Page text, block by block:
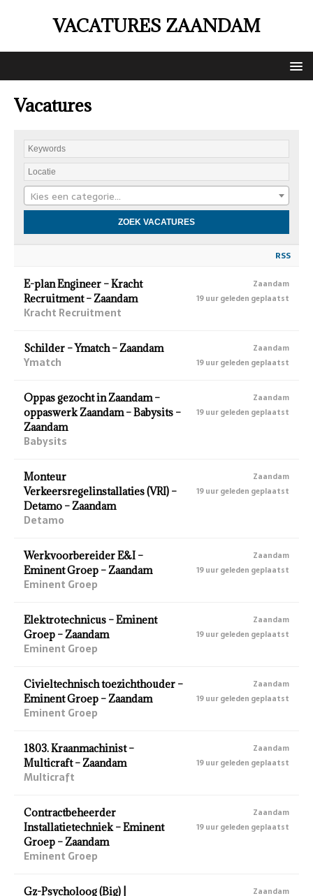
VACATURES ZAANDAM
Vacatures
Kies een categorie…
RSS
E-plan Engineer – Kracht
Recruitment – Zaandam
Kracht Recruitment
Zaandam
19 uur geleden geplaatst
Schilder – Ymatch – Zaandam
Ymatch
Zaandam
19 uur geleden geplaatst
Oppas gezocht in Zaandam –
oppaswerk Zaandam – Babysits –
Zaandam
Babysits
Zaandam
19 uur geleden geplaatst
Monteur
Verkeersregelinstallaties (VRI) –
Detamo – Zaandam
Detamo
Zaandam
19 uur geleden geplaatst
Werkvoorbereider E&I –
Eminent Groep – Zaandam
Eminent Groep
Zaandam
19 uur geleden geplaatst
Elektrotechnicus – Eminent
Groep – Zaandam
Eminent Groep
Zaandam
19 uur geleden geplaatst
Civieltechnisch toezichthouder –
Eminent Groep – Zaandam
Eminent Groep
Zaandam
19 uur geleden geplaatst
1803. Kraanmachinist –
Multicraft – Zaandam
Multicraft
Zaandam
19 uur geleden geplaatst
Contractbeheerder
Installatietechniek – Eminent
Groep – Zaandam
Eminent Groep
Zaandam
19 uur geleden geplaatst
Gz-Psycholoog (Big) |
Zaandam